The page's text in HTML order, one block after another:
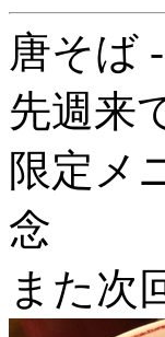
唐そば
先週来
限定メ
念
また次